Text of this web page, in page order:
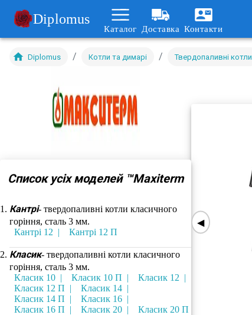
Diplomus
Каталог Доставка Контакти
Diplomus / Котли та димарі / Твердопаливні котли
Список усіх моделей ™Maxiterm
Кантрі- твердопаливні котли класичного
горіння, сталь 3 мм.
Кантрі 12
Кантрі 12 П
Класик- твердопаливні котли класичного
горіння, сталь 3 мм.
Класик 10
Класик 10 П
Класик 12
Класик 12 П
Класик 14
Класик 14 П
Класик 16
Класик 16 П
Класик 20 Класик 20 П
◀